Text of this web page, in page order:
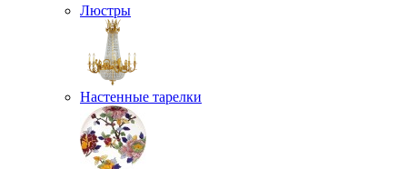
Люстры
Настенные тарелки